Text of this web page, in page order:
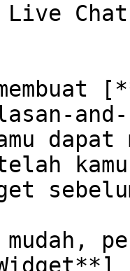
Live
dapat
mudah,